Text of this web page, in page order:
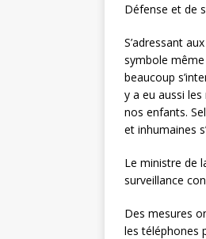
Défense et de
S’adressant
symbole même
beaucoup
y a eu aussi
nos enfants.
et inhumaines
Le ministre de
surveillance
Des mesures
les téléphones